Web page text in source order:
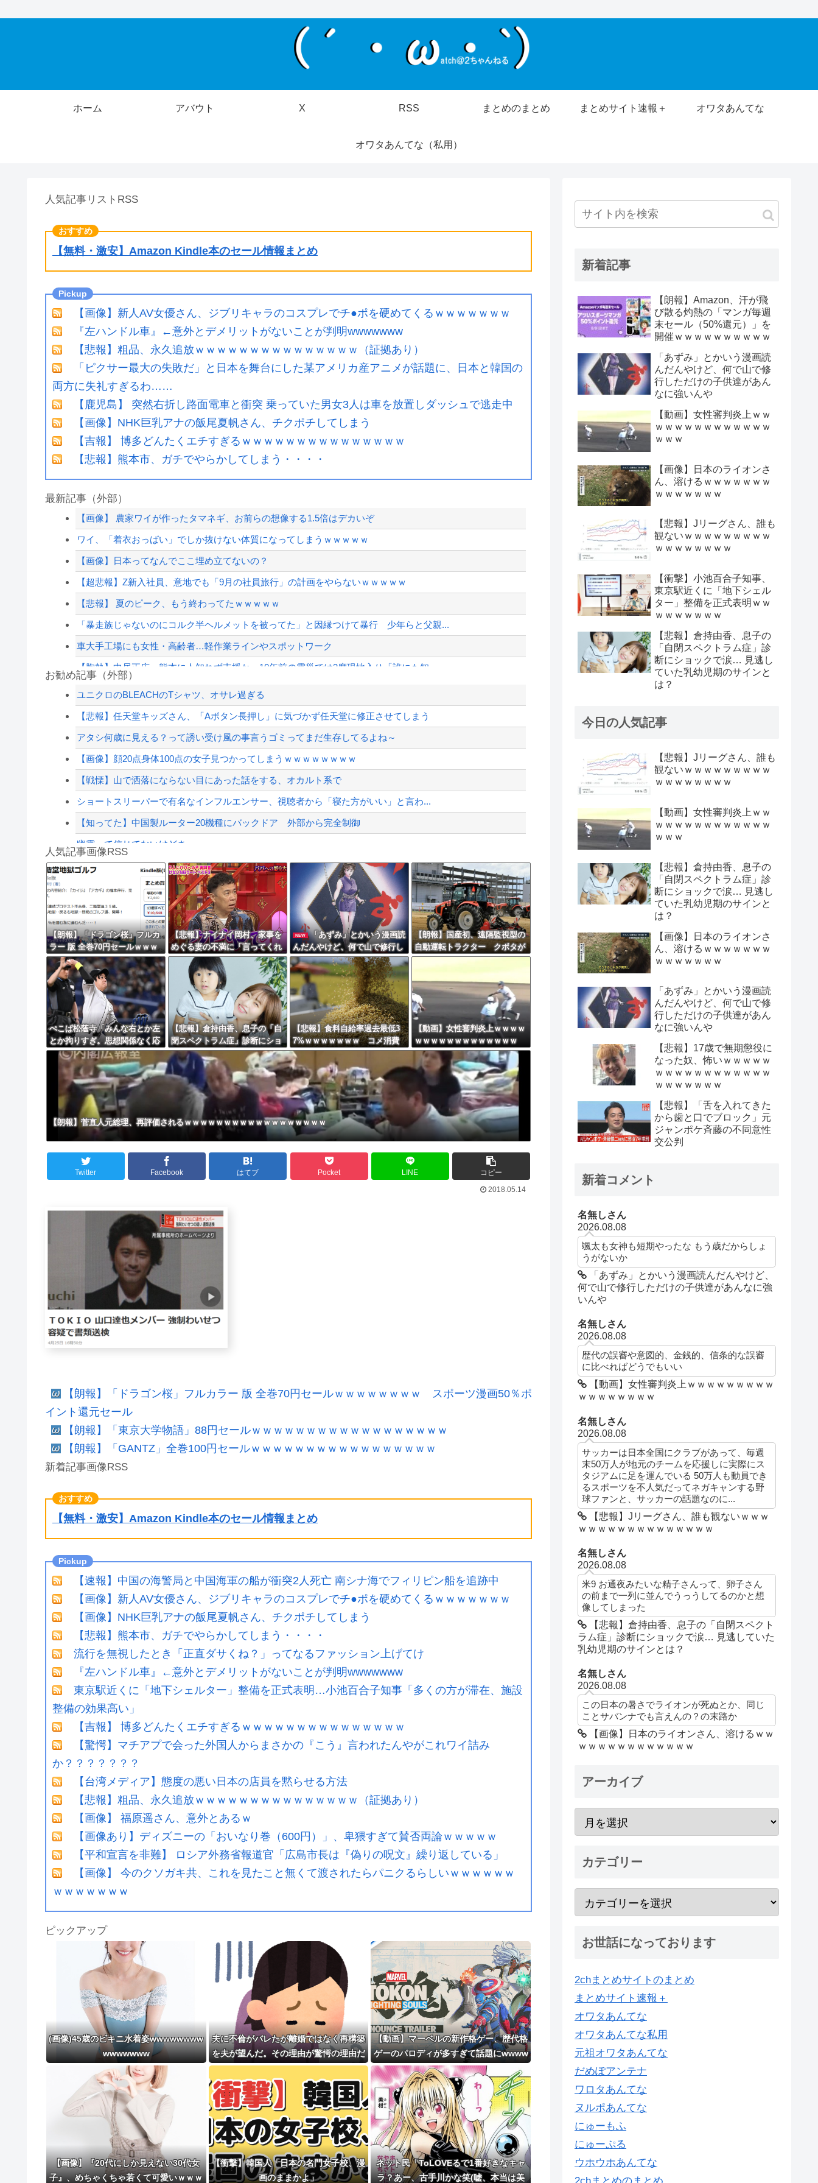
ホーム アバウト X RSS まとめのまとめ まとめサイト速報＋ オワタあんてな
オワタあんてな（私用）
人気記事リストRSS
【無料・激安】Amazon Kindle本のセール情報まとめ
【画像】新人AV女優さん、ジブリキャラのコスプレでチ●ポを硬めてくるｗｗｗｗｗｗｗ
『左ハンドル車』←意外とデメリットがないことが判明wwwwwww
【悲報】粗品、永久追放ｗｗｗｗｗｗｗｗｗｗｗｗｗｗｗ（証拠あり）
「ピクサー最大の失敗だ」と日本を舞台にした某アメリカ産アニメが話題に、日本と韓国の
両方に失礼すぎるわ……
【鹿児島】 突然右折し路面電車と衝突 乗っていた男女3人は車を放置しダッシュで逃走中
【画像】NHK巨乳アナの飯尾夏帆さん、チクポチしてしまう
【吉報】 博多どんたくエチすぎるｗｗｗｗｗｗｗｗｗｗｗｗｗｗｗ
【悲報】熊本市、ガチでやらかしてしまう・・・・
最新記事（外部）
【画像】 農家ワイが作ったタマネギ、お前らの想像する1.5倍はデカいぞ
ワイ、「着衣おっばい」でしか抜けない体質になってしまうｗｗｗｗｗ
【画像】日本ってなんでここ埋め立てないの？
【超悲報】Z新入社員、意地でも「9月の社員旅行」の計画をやらないｗｗｗｗｗ
【悲報】 夏のピーク、もう終わってたｗｗｗｗｗ
「暴走族じゃないのにコルク半ヘルメットを被ってた」と因縁つけて暴行 少年らと父親...
車大手工場にも女性・高齢者…軽作業ラインやスポットワーク
【胸熱】中居正広、熊本に人知れず支援か 10年前の震災では3度現地入り「誰にも知...
【動画】ショートスリーパー堀大輔、高須幹弥にブチギレ
【高校野球】甲子園 初ジャッジの女性審判・佐藤加奈さん、自ら判定覆したプレーを謝...
ジャンポケ斎藤と代理人のやりとり、「地獄すぎて完全にコントになってる……」と衝撃...
【配信者】「金バエ」のSNS更新が1週間途絶え、様々な憶測が飛び交う。1週間ぶり...
【緊急速報】NYで警官が黒人男性の首を絞め、暴動第二波不可避へ
Powered by livedoor 相互RSS
お勧め記事（外部）
ユニクロのBLEACHのTシャツ、オサレ過ぎる
【悲報】任天堂キッズさん、「Aボタン長押し」に気づかず任天堂に修正させてしまう
アタシ何歳に見える？って誘い受け風の事言うゴミってまだ生存してるよね～
【画像】顔20点身体100点の女子見つかってしまうｗｗｗｗｗｗｗｗ
【戦慄】山で洒落にならない目にあった話をする、オカルト系で
ショートスリーパーで有名なインフルエンサー、視聴者から「寝た方がいい」と言わ...
【知ってた】中国製ルーター20機種にバックドア 外部から完全制御
幽霊って信じてないけどさ
【動画】ロシア軍のドローンをネット発射装置で撃墜するウクライナ。
実況「金メダルをとった萩野には俺さんへの挑戦権を手にしました！」俺「ほう君が萩野...
8/4のニュース
日本旅行キャンセルすべきか…1万年ぶり史上最大級の火山の兆し＝韓国の反応
更新中止のお知らせ
海外「おめでとうタキ！」リヴァプール南野がバースデーゴール！！
Powered by livedoor 相互RSS
人気記事画像RSS
【朗報】「ドラゴン桜」フルカ
ラー 版 全巻70円セールｗｗｗ
ｗｗｗｗｗ スポーツ漫画50％
ポイント還元セール
【悲報】ナイナイ岡村、家事を
めぐる妻の不満に「言ってくれ
たら済む話やん」になるみ「バ
イトやったらクビやで」説教受
け黙り込む
NEW
「あずみ」とかいう漫画読
んだんやけど、何で山で修行し
ただけの子供達があんなに強い
んや
【朗報】国産初、遠隔監視型の
自動運転トラクター クボタが
来春に発売！！！
ぺこぱ松蔭寺「みんな右とか左
とか拘りすぎ。思想関係なく応
援しようよ」
【悲報】倉持由香、息子の「自
閉スペクトラム症」診断にショ
ックで涙… 見逃していた乳幼児
期のサインとは？
【悲報】食料自給率過去最低3
7%ｗｗｗｗｗｗｗ コメ消費
減響く・・・
【動画】女性審判炎上ｗｗｗｗ
ｗｗｗｗｗｗｗｗｗｗｗｗｗ
【朗報】菅直人元総理、再評価されるｗｗｗｗｗｗｗｗｗｗｗｗｗｗｗｗｗｗ
Twitter Facebook はてブ Pocket LINE
コピー
2018.05.14
【朗報】「ドラゴン桜」フルカラー 版 全巻70円セールｗｗｗｗｗｗｗｗ スポーツ漫画50％ポ
イント還元セール
【朗報】「東京大学物語」88円セールｗｗｗｗｗｗｗｗｗｗｗｗｗｗｗｗｗｗ
【朗報】「GANTZ」全巻100円セールｗｗｗｗｗｗｗｗｗｗｗｗｗｗｗｗｗ
新着記事画像RSS
【無料・激安】Amazon Kindle本のセール情報まとめ
【速報】中国の海警局と中国海軍の船が衝突2人死亡 南シナ海でフィリピン船を追跡中
【画像】新人AV女優さん、ジブリキャラのコスプレでチ●ポを硬めてくるｗｗｗｗｗｗｗ
【画像】NHK巨乳アナの飯尾夏帆さん、チクポチしてしまう
【悲報】熊本市、ガチでやらかしてしまう・・・・
流行を無視したとき「正直ダサくね？」ってなるファッション上げてけ
『左ハンドル車』←意外とデメリットがないことが判明wwwwwww
東京駅近くに「地下シェルター」整備を正式表明…小池百合子知事「多くの方が滞在、施設
整備の効果高い」
【吉報】 博多どんたくエチすぎるｗｗｗｗｗｗｗｗｗｗｗｗｗｗｗ
【驚愕】マチアプで会った外国人からまさかの『こう』言われたんやがこれワイ詰み
か？？？？？？？
【台湾メディア】態度の悪い日本の店員を黙らせる方法
【悲報】粗品、永久追放ｗｗｗｗｗｗｗｗｗｗｗｗｗｗｗ（証拠あり）
【画像】 福原遥さん、意外とあるｗ
【画像あり】ディズニーの「おいなり巻（600円）」、卑猥すぎて賛否両論ｗｗｗｗｗ
【平和宣言を非難】 ロシア外務省報道官「広島市長は『偽りの呪文』繰り返している」
【画像】 今のクソガキ共、これを見たこと無くて渡されたらパニクるらしいｗｗｗｗｗｗ
ｗｗｗｗｗｗｗ
ピックアップ
(画像)45歳のビキニ水着姿wwwwwwww
wwwwwww
夫に不倫がバレたが離婚ではなく再構築
を夫が望んだ。その理由が驚愕の理由だ
った
【動画】マーベルの新作格ゲー、歴代格
ゲーのパロディが多すぎて話題にwwww
www
【画像】『20代にしか見えない30代女
子』、めちゃくちゃ若くて可愛いｗｗｗ
【衝撃】韓国人「日本の名門女子校、漫
画のままかよ」
ネット民「ToLOVEるで1番好きなキャ
ラ？あー、古手川かな笑(嘘、本当は美
新着記事
【朗報】Amazon、汗が飛
び散る灼熱の「マンガ毎週
末セール（50%還元）」を
開催ｗｗｗｗｗｗｗｗｗｗ
「あずみ」とかいう漫画読
んだんやけど、何で山で修
行しただけの子供達があん
なに強いんや
【動画】女性審判炎上ｗｗ
ｗｗｗｗｗｗｗｗｗｗｗｗ
ｗｗｗ
【画像】日本のライオンさ
ん、溶けるｗｗｗｗｗｗｗ
ｗｗｗｗｗｗｗ
【悲報】Jリーグさん、誰も
観ないｗｗｗｗｗｗｗｗｗ
ｗｗｗｗｗｗｗｗ
【衝撃】小池百合子知事、
東京駅近くに「地下シェル
ター」整備を正式表明ｗｗ
ｗｗｗｗｗｗｗ
【悲報】倉持由香、息子の
「自閉スペクトラム症」診
断にショックで涙… 見逃し
ていた乳幼児期のサインと
は？
今日の人気記事
【悲報】Jリーグさん、誰も
観ないｗｗｗｗｗｗｗｗｗ
ｗｗｗｗｗｗｗｗ
【動画】女性審判炎上ｗｗ
ｗｗｗｗｗｗｗｗｗｗｗｗ
ｗｗｗ
【悲報】倉持由香、息子の
「自閉スペクトラム症」診
断にショックで涙… 見逃し
ていた乳幼児期のサインと
は？
【画像】日本のライオンさ
ん、溶けるｗｗｗｗｗｗｗ
ｗｗｗｗｗｗｗ
「あずみ」とかいう漫画読
んだんやけど、何で山で修
行しただけの子供達があん
なに強いんや
【悲報】17歳で無期懲役に
なった奴、怖いｗｗｗｗｗ
ｗｗｗｗｗｗｗｗｗｗｗｗ
ｗｗｗｗｗｗｗ
【悲報】「舌を入れてきた
から歯と口でブロック」元
ジャンポケ斉藤の不同意性
交公判
新着コメント
名無しさん
2026.08.08
颯太も女神も短期やったな もう歳だからしょ
うがないか
「あずみ」とかいう漫画読んだんやけど、
何で山で修行しただけの子供達があんなに強
いんや
名無しさん
2026.08.08
歴代の誤審や意図的、金銭的、信条的な誤審
に比べればどうでもいい
【動画】女性審判炎上ｗｗｗｗｗｗｗｗｗ
ｗｗｗｗｗｗｗｗ
名無しさん
2026.08.08
サッカーは日本全国にクラブがあって、毎週
末50万人が地元のチームを応援しに実際にス
タジアムに足を運んでいる 50万人も動員でき
るスポーツを不人気だってネガキャンする野
球ファンと、サッカーの話題なのに...
【悲報】Jリーグさん、誰も観ないｗｗｗ
ｗｗｗｗｗｗｗｗｗｗｗｗｗｗ
名無しさん
2026.08.08
米9 お通夜みたいな精子さんって、卵子さん
の前まで一列に並んでうっうしてるのかと想
像してしまった
【悲報】倉持由香、息子の「自閉スペクト
ラム症」診断にショックで涙… 見逃していた
乳幼児期のサインとは？
名無しさん
2026.08.08
この日本の暑さでライオンが死ぬとか、同じ
ことサバンナでも言えんの？の末路か
【画像】日本のライオンさん、溶けるｗｗ
ｗｗｗｗｗｗｗｗｗｗｗｗ
アーカイブ
カテゴリー
お世話になっております
2chまとめサイトのまとめ
まとめサイト速報＋
オワタあんてな
オワタあんてな私用
元祖オワタあんてな
だめぽアンテナ
ワロタあんてな
ヌルポあんてな
にゅーもふ
にゅーぷる
ウホウホあんてな